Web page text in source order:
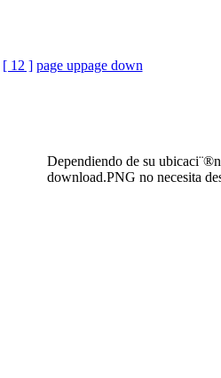
[ 12 ] page uppage down
Dependiendo de su
download.PNG no necesita